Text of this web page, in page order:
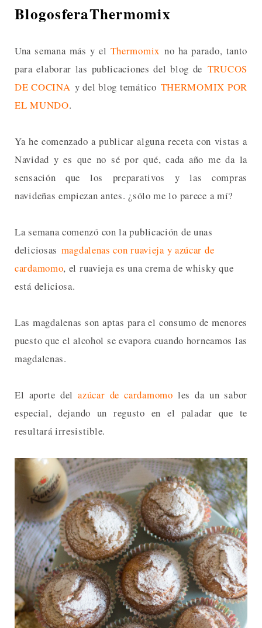
BlogosferaThermomix
Una semana más y el Thermomix no ha parado, tanto
para elaborar las publicaciones del blog de TRUCOS
DE COCINA y del blog temático THERMOMIX POR
EL MUNDO.
Ya he comenzado a publicar alguna receta con vistas a
Navidad y es que no sé por qué, cada año me da la
sensación que los preparativos y las compras
navideñas empiezan antes. ¿sólo me lo parece a mí?
La semana comenzó con la publicación de unas
deliciosas magdalenas con ruavieja y azúcar de
cardamomo, el ruavieja es una crema de whisky que
está deliciosa.
Las magdalenas son aptas para el consumo de menores
puesto que el alcohol se evapora cuando horneamos las
magdalenas.
El aporte delazúcar de cardamomo les da un sabor
especial, dejando un regusto en el paladar que te
resultará irresistible.